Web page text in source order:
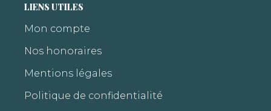
LIENS UTILES
Mon compte
Nos honoraires
Mentions légales
Politique de confidentialité